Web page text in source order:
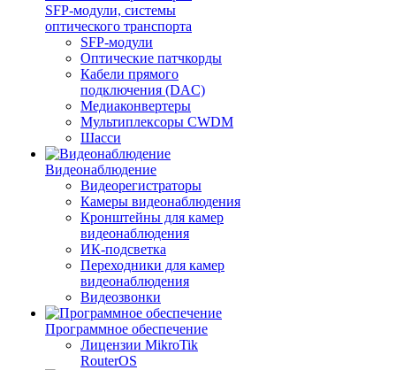
SFP-модули, системы
оптического транспорта
SFP-модули
Оптические патчкорды
Кабели прямого
подключения (DAC)
Медиаконвертеры
Мультиплексоры CWDM
Шасси
Видеонаблюдение
Видеорегистраторы
Камеры видеонаблюдения
Кронштейны для камер
видеонаблюдения
ИК-подсветка
Переходники для камер
видеонаблюдения
Видеозвонки
Программное обеспечение
Лицензии MikroTik
RouterOS